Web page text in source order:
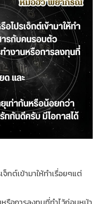
จ็กต์เข้ามาให้ทำเรื่อยๆแต่